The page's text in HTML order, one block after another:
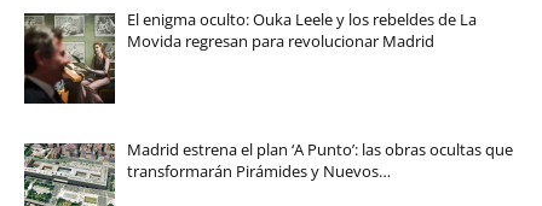
El enigma oculto: Ouka Leele y los rebeldes de La
Movida regresan para revolucionar Madrid
Madrid estrena el plan ‘A Punto’: las obras ocultas que
transformarán Pirámides y Nuevos…